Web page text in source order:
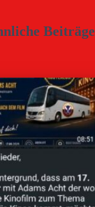
Beiträge